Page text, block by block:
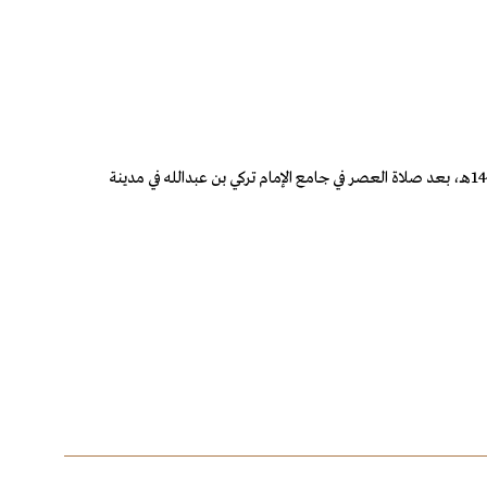
انتقل إلى رحمة الله تعالى صاحب السمو الأمير عبدالرحمن بن عبدالله بن عبدالرحمن آل سعود، وسيصلى عليه إن شاء الله، يوم الثلاثاء الموافق 5/ 10/ 1444هـ، بعد صلاة العصر في جامع الإمام تركي بن عبدالله في مدينة